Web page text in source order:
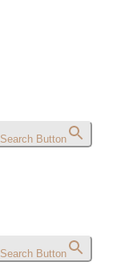
Search Button
Search Button